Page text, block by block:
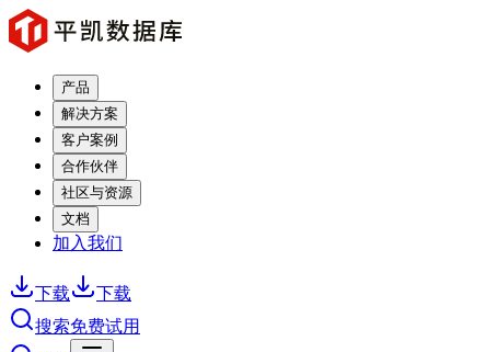
产品
解决方案
客户案例
合作伙伴
社区与资源
文档
加入我们
下载
下载
搜索免费试用